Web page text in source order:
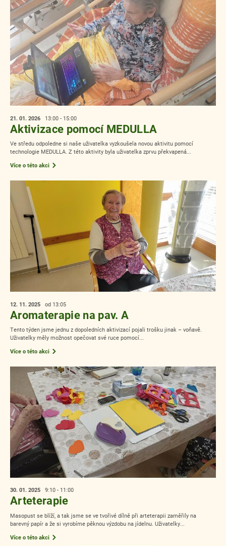
21. 01. 2026 13:00 - 15:00
Aktivizace pomocí MEDULLA
Ve středu odpoledne si naše uživatelka vyzkoušela novou aktivitu pomocí
technologie MEDULLA. Z této aktivity byla uživatelka zprvu překvapená...
Více o této akci
12. 11. 2025 od 13:05
Aromaterapie na pav. A
Tento týden jsme jednu z dopoledních aktivizací pojali trošku jinak – voňavě.
Uživatelky měly možnost opečovat své ruce pomocí...
Více o této akci
30. 01. 2025 9:10 - 11:00
Arteterapie
Masopust se blíží, a tak jsme se ve tvořivé dílně při arteterapii zaměřily na
barevný papír a že si vyrobíme pěknou výzdobu na jídelnu. Uživatelky...
Více o této akci